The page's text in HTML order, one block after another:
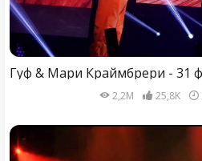
2,2M 25,8K